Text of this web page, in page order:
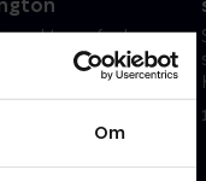
Om
fra kampen
Tauson og Cocciaretto